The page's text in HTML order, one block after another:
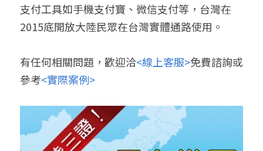
支付工具如手機支付寶、微信支付等，台灣在
2015底開放大陸民眾在台灣實體通路使用。
有任何相關問題，歡迎洽<線上客服>免費諮詢或
參考<實際案例>